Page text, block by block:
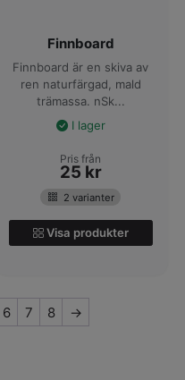
Finnboard
Finnboard är en skiva av
ren naturfärgad, mald
trämassa. nSk...
I lager
Pris från
25 kr
2 varianter
Visa produkter
6 7 8 →